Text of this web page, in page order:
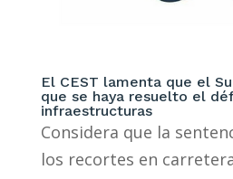
El CEST lamenta que el
que se haya resuelto el
infraestructuras
Considera que la
los recortes en